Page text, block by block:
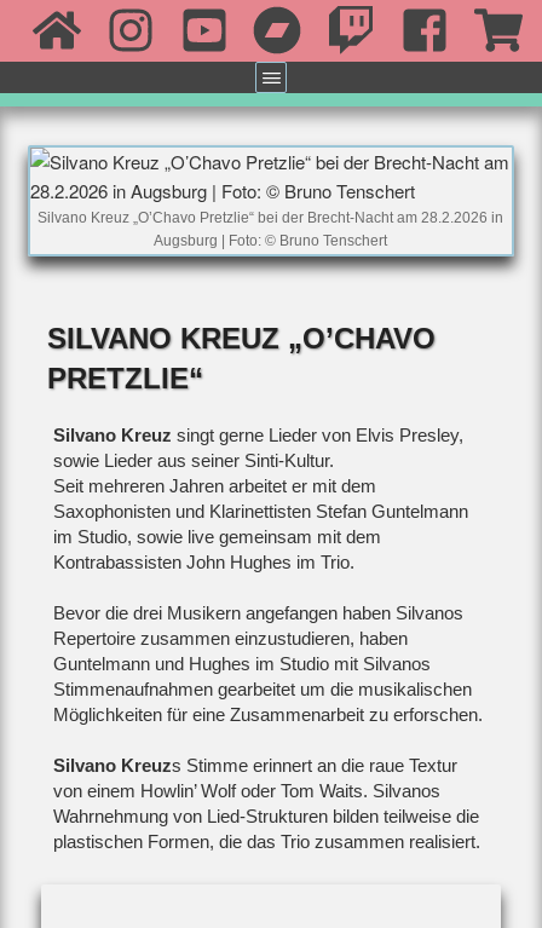
Silvano Kreuz „O’Chavo Pretzlie“ bei der Brecht-Nacht am 28.2.2026 in
Augsburg | Foto: © Bruno Tenschert
SILVANO KREUZ „O’CHAVO
PRETZLIE“
Silvano Kreuz singt gerne Lieder von Elvis Presley,
sowie Lieder aus seiner Sinti-Kultur.
Seit mehreren Jahren arbeitet er mit dem
Saxophonisten und Klarinettisten Stefan Guntelmann
im Studio, sowie live gemeinsam mit dem
Kontrabassisten John Hughes im Trio.
Bevor die drei Musikern angefangen haben Silvanos
Repertoire zusammen einzustudieren, haben
Guntelmann und Hughes im Studio mit Silvanos
Stimmenaufnahmen gearbeitet um die musikalischen
Möglichkeiten für eine Zusammenarbeit zu erforschen.
Silvano Kreuzs Stimme erinnert an die raue Textur
von einem Howlin’ Wolf oder Tom Waits. Silvanos
Wahrnehmung von Lied-Strukturen bilden teilweise die
plastischen Formen, die das Trio zusammen realisiert.